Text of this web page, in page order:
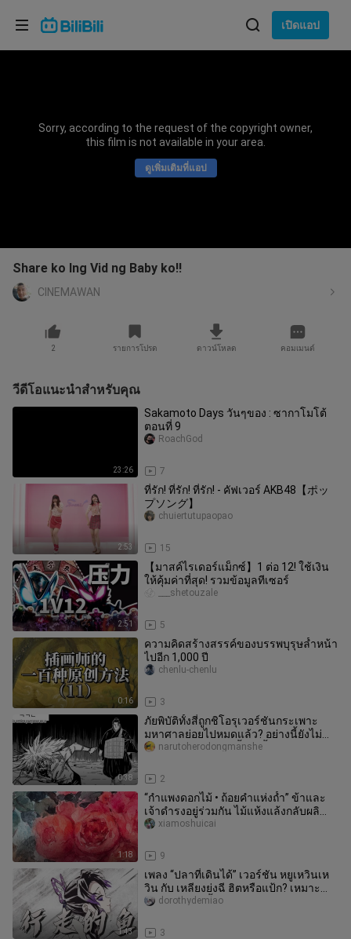
เปิดแอป
Sorry, according to the request of the copyright owner,
this film is not available in your area.
ดูเพิ่มเติมที่แอป
Share ko lng Vid ng Baby ko!!
CINEMAWAN
2 รายการโปรด ดาวน์โหลด คอมเมนต์
วีดีโอแนะนำสำหรับคุณ
23:26
Sakamoto Days วันๆของ : ซากาโมโต้
ตอนที่ 9
7
RoachGod
2:53
ที่รัก! ที่รัก! ที่รัก! - คัฟเวอร์ AKB48【ポッ
プソング】
15
chuiertutupaopao
2:51
【มาสค์ไรเดอร์แม็กซ์】1 ต่อ 12! ใช้เงิน
ให้คุ้มค่าที่สุด! รวมข้อมูลทีเซอร์
5
___shetouzale
0:16
ความคิดสร้างสรรค์ของบรรพบุรุษล้ำหน้า
ไปอีก 1,000 ปี
3
chenlu-chenlu
0:38
ภัยพิบัติทั้งสี่ถูกชิโอรุเวอร์ชันกระเพาะ
มหาศาลย่อยไปหมดแล้ว? อย่างนี้ยังไม่
เรียกว่าจบแบบแฮปปี้เอนดิ้
2
narutoherodongmanshe
1:18
“กำแพงดอกไม้ • ถ้อยคำแห่งถ้ำ” ข้าและ
เจ้าดำรงอยู่ร่วมกัน ไม้แห้งแล้งกลับผลิ
บานในฤดูใบไม้ผลิ
9
xiamoshuicai
1:43
เพลง “ปลาที่เดินได้” เวอร์ชัน หยูเหวินเห
วิน กับ เหลียงย่งฉี ฮิตหรือแป้ก? เหมาะ
สำหรับตัดต่อมั้ย?
3
dorothydemiao
เลือกภาษา